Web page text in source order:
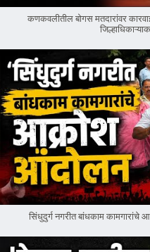
कणकवलीतील बोगस मतदारांवर‌
सिंधुदुर्ग नगरीत बांधकाम